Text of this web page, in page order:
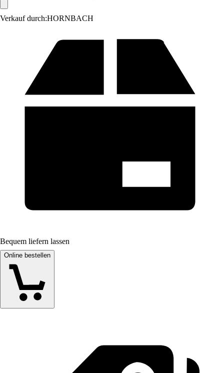
Verkauf durch:HORNBACH
Bequem liefern lassen
Online bestellen